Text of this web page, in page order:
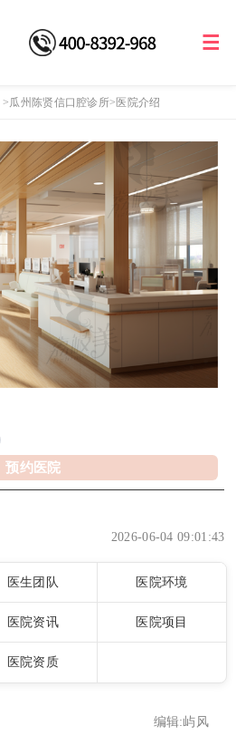
>瓜州陈贤信口腔诊所>医院介绍
预约医院
2026-06-04 09:01:43
医生团队 医院环境
医院资讯 医院项目
医院资质
编辑:屿风